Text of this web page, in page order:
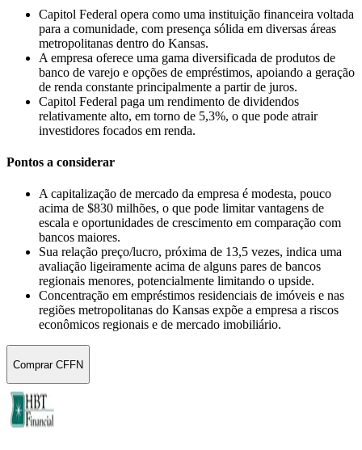
Capitol Federal opera como uma instituição financeira voltada
para a comunidade, com presença sólida em diversas áreas
metropolitanas dentro do Kansas.
A empresa oferece uma gama diversificada de produtos de
banco de varejo e opções de empréstimos, apoiando a geração
de renda constante principalmente a partir de juros.
Capitol Federal paga um rendimento de dividendos
relativamente alto, em torno de 5,3%, o que pode atrair
investidores focados em renda.
Pontos a considerar
A capitalização de mercado da empresa é modesta, pouco
acima de $830 milhões, o que pode limitar vantagens de
escala e oportunidades de crescimento em comparação com
bancos maiores.
Sua relação preço/lucro, próxima de 13,5 vezes, indica uma
avaliação ligeiramente acima de alguns pares de bancos
regionais menores, potencialmente limitando o upside.
Concentração em empréstimos residenciais de imóveis e nas
regiões metropolitanas do Kansas expõe a empresa a riscos
econômicos regionais e de mercado imobiliário.
Comprar CFFN